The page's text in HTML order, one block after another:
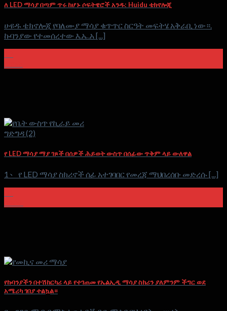
ለ LED ማሳያ በጣም ጥሩ ከሆኑ ሶፍትዌሮች አንዱ: Huidu ቴክኖሎጂ
ሁዩዱ ቴክኖሎጂ የባለሙያ ማሳያ ቁጥጥር ስርዓት መፍትሄ አቅራቢ ነው።.
ኩባንያው የተመሰረተው እ.ኤ.አ [...]
የ LED ማሳያ ማያ ገጾች በሰዎች ሕይወት ውስጥ በሰፊው ጥቅም ላይ ውለዋል
1、 የ LED ማሳያ ስክሪኖች ሰፊ አተገባበር የመረጃ ማህበረሰቡ መድረሱ [...]
የኩባንያችን በተሽከርካሪ ላይ የተገጠመ የኤልኢዲ ማሳያ ስክሪን ያለምንም ችግር ወደ
አሜሪካ ገበያ ተልኳል።